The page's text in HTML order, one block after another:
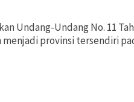
Undang-Undang No. 11
provinsi tersendiri